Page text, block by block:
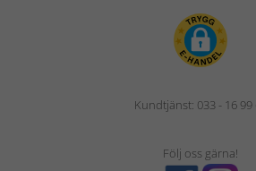
Kundtjänst: 033 - 16 99
Följ oss gärna!